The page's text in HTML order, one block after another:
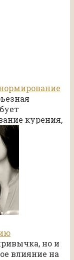
курения,
но и
влияние на